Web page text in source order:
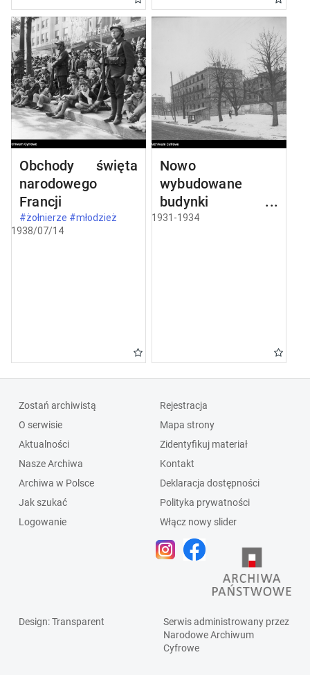
Obchody święta
narodowego
Francji
#żołnierze #młodzież
1938/07/14
Nowo
wybudowane
budynki w
Częstochowie
1931-1934
Zostań archiwistą
O serwisie
Aktualności
Nasze Archiwa
Archiwa w Polsce
Jak szukać
Logowanie
Rejestracja
Mapa strony
Zidentyfikuj materiał
Kontakt
Deklaracja dostępności
Polityka prywatności
Włącz nowy slider
Design: Transparent
Serwis administrowany przez
Narodowe Archiwum
Cyfrowe